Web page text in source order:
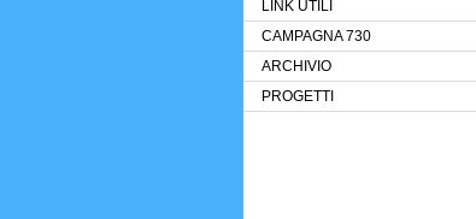
LINK UTILI
CAMPAGNA 730
ARCHIVIO
PROGETTI